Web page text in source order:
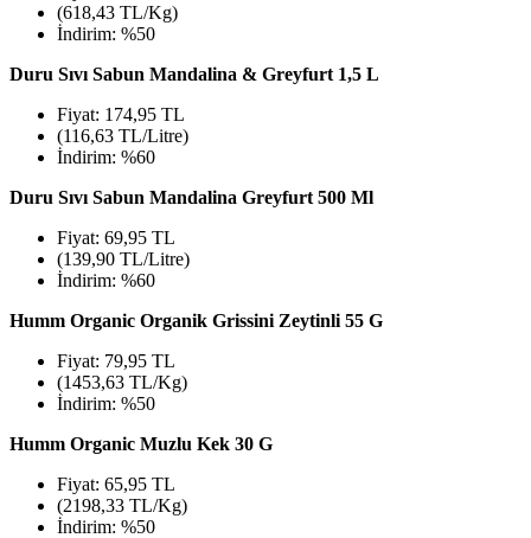
(618,43 TL/Kg)
İndirim: %50
Duru Sıvı Sabun Mandalina & Greyfurt 1,5 L
Fiyat: 174,95 TL
(116,63 TL/Litre)
İndirim: %60
Duru Sıvı Sabun Mandalina Greyfurt 500 Ml
Fiyat: 69,95 TL
(139,90 TL/Litre)
İndirim: %60
Humm Organic Organik Grissini Zeytinli 55 G
Fiyat: 79,95 TL
(1453,63 TL/Kg)
İndirim: %50
Humm Organic Muzlu Kek 30 G
Fiyat: 65,95 TL
(2198,33 TL/Kg)
İndirim: %50